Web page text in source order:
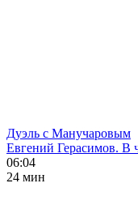
Дуэль с Манучаровым
Евгений Герасимов. В
06:04
24 мин